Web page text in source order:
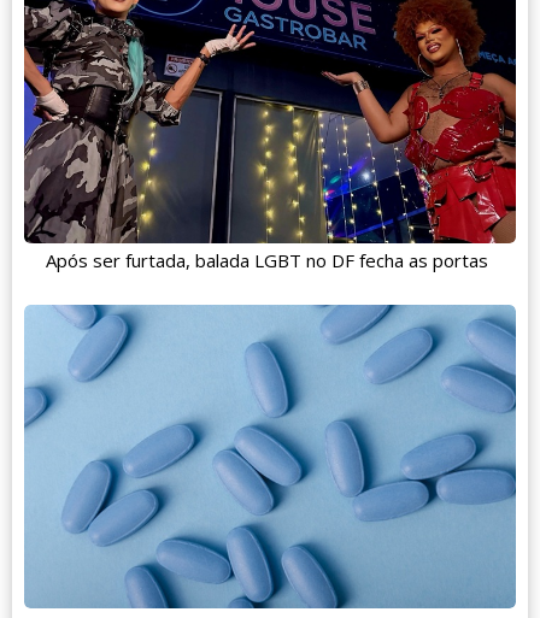
Após ser furtada, balada LGBT no DF fecha as portas